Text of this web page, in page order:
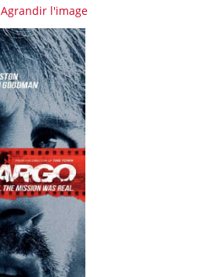
Agrandir l'image